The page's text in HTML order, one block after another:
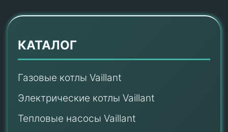
КАТАЛОГ
Газовые котлы Vaillant
Электрические котлы Vaillant
Тепловые насосы Vaillant